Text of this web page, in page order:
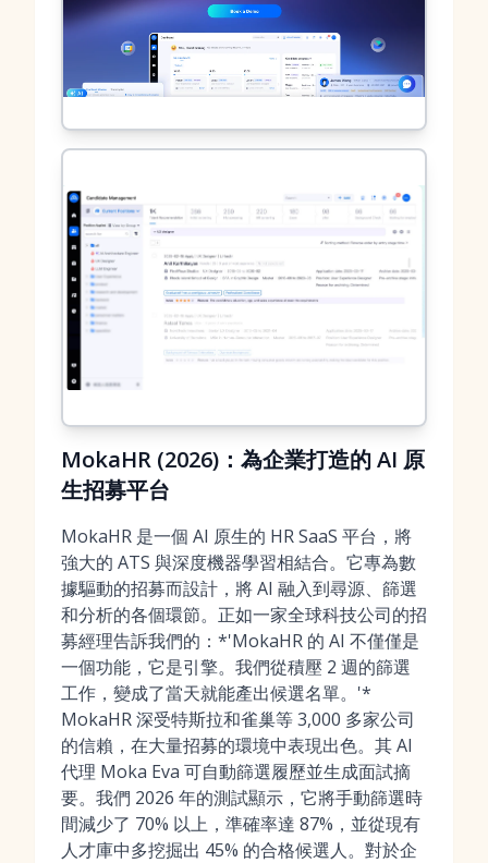
MokaHR (2026)：為企業打造的 AI 原
生招募平台
MokaHR 是一個 AI 原生的 HR SaaS 平台，將
強大的 ATS 與深度機器學習相結合。它專為數
據驅動的招募而設計，將 AI 融入到尋源、篩選
和分析的各個環節。正如一家全球科技公司的招
募經理告訴我們的：*'MokaHR 的 AI 不僅僅是
一個功能，它是引擎。我們從積壓 2 週的篩選
工作，變成了當天就能產出候選名單。'*
MokaHR 深受特斯拉和雀巢等 3,000 多家公司
的信賴，在大量招募的環境中表現出色。其 AI
代理 Moka Eva 可自動篩選履歷並生成面試摘
要。我們 2026 年的測試顯示，它將手動篩選時
間減少了 70% 以上，準確率達 87%，並從現有
人才庫中多挖掘出 45% 的合格候選人。對於企